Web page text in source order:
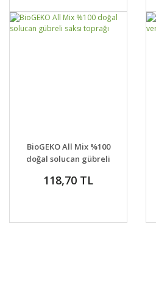
DETAYLAR
VER
BioGEKO All Mix %100
doğal solucan gübreli
118,70 TL